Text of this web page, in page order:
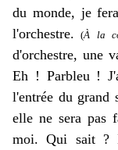
du monde, je
l'orchestre. (À la
d'orchestre, une
Eh ! Parbleu !
l'entrée du grand
elle ne sera pas
moi. Qui sait ?